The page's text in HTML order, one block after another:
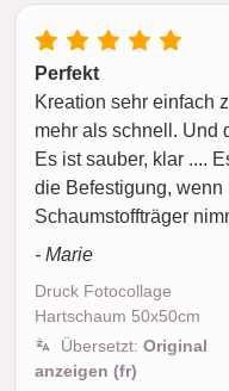
Perfekt
Kreation sehr einfach
mehr als schnell. Und
Es ist sauber, klar ....
die Befestigung, wenn
Schaumstoffträger
- Marie
Druck Fotocollage
Hartschaum 50x50cm
Übersetzt: Original
anzeigen (fr)